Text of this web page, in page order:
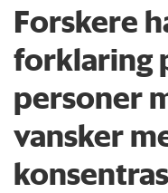
Forskere
forklaring
personer
vansker